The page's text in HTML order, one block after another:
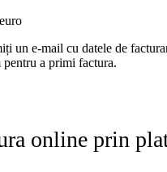
un e-mail cu datele de
a primi factura.
online prin